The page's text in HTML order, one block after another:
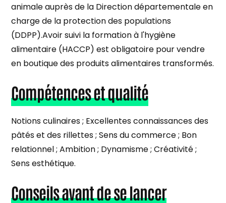
animale auprès de la Direction départementale en
charge de la protection des populations
(DDPP).Avoir suivi la formation à l'hygiène
alimentaire (HACCP) est obligatoire pour vendre
en boutique des produits alimentaires transformés.
Compétences et qualité
Notions culinaires ; Excellentes connaissances des
pâtés et des rillettes ; Sens du commerce ; Bon
relationnel ; Ambition ; Dynamisme ; Créativité ;
Sens esthétique.
Conseils avant de se lancer